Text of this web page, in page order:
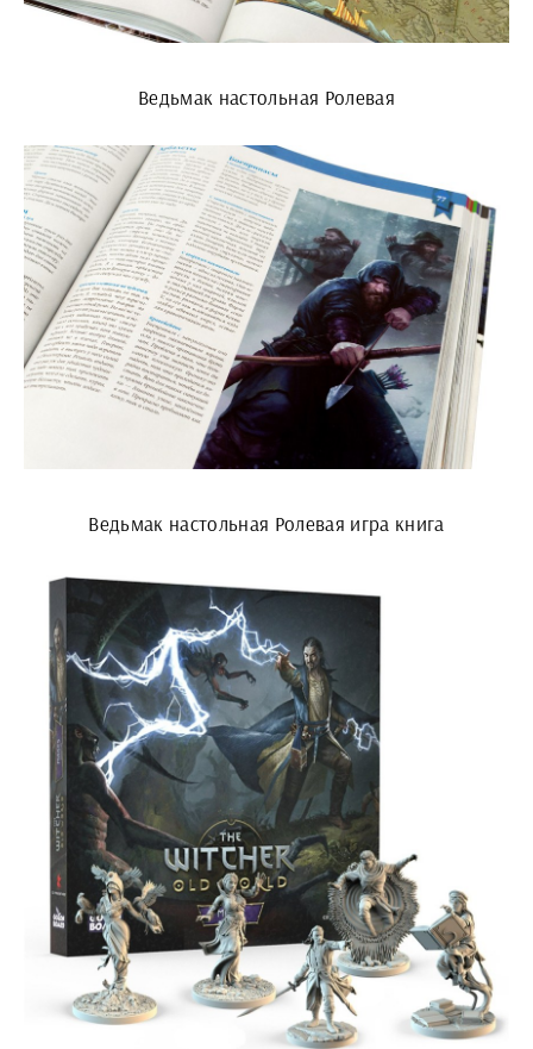
Ведьмак настольная Ролевая
Ведьмак настольная Ролевая игра книга